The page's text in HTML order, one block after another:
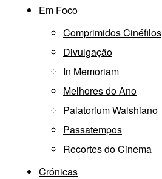
Em Foco
Comprimidos Cinéfilos
Divulgação
In Memoriam
Melhores do Ano
Palatorium Walshiano
Passatempos
Recortes do Cinema
Crónicas